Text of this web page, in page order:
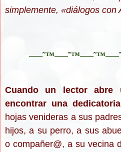
simplemente, «diálogos con
Cuando un lector
encontrar una
hojas venideras a sus
hijos, a su perro, a sus
o compañer@, a su vecina